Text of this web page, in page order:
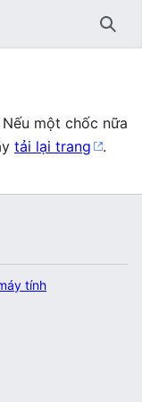
Tìm
một chốc nữa
tải lại trang .
tính